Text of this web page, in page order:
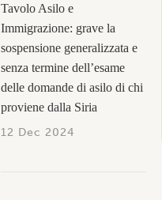
Tavolo Asilo e
Immigrazione: grave la
sospensione generalizzata e
senza termine dell’esame
delle domande di asilo di chi
proviene dalla Siria
12 Dec 2024